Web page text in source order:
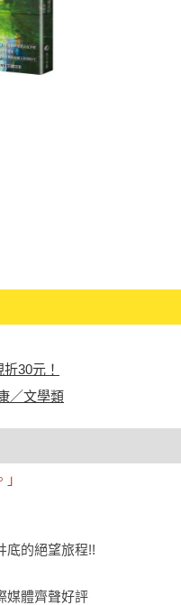
30元！
／文學類
底的絕望旅程!!
媒體齊聲好評